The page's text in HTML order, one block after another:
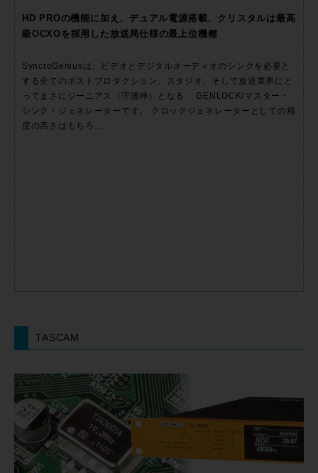
HD PROの機能に加え、デュアル電源搭載、クリスタルは最高
級OCXOを採用した放送局仕様の最上位機種
SyncroGeniusは、ビデオとデジタルオーディオのシンクを必要と
する全てのポストプロダクション、スタジオ、そして放送業界にと
ってまさにジーニアス（守護神）となる、 GENLOCK/マスター・
シンク・ジェネレーターです。 クロックジェネレーターとしての精
度の高さはもちろ…
TASCAM